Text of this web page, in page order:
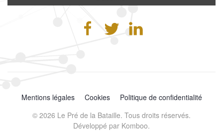
Mentions légales Cookies
Politique de confidentialité
© 2026 Le Pré de la Bataille. Tous droits réservés.
Développé par Komboo.